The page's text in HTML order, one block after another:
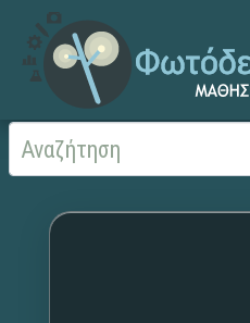
Αρχική Χωρίς τίτλο